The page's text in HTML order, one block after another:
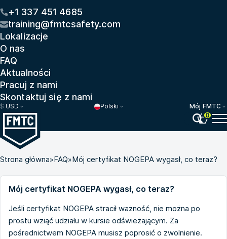
+1 337 451 4685
training@fmtcsafety.com
Lokalizacje
O nas
FAQ
Aktualności
Pracuj z nami
Skontaktuj się z nami
$ USD Polski
Mój FMTC
0
Strona główna»FAQ»Mój certyfikat NOGEPA wygasł, co teraz?
Mój certyfikat NOGEPA wygasł, co teraz?
Jeśli certyfikat NOGEPA stracił ważność, nie można po
prostu wziąć udziału w kursie odświeżającym. Za
pośrednictwem NOGEPA musisz poprosić o zwolnienie.